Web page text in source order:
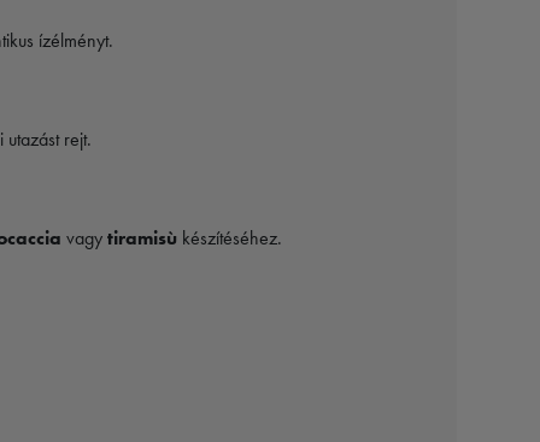
ízélményt.
rejt.
vagy tiramisù készítéséhez.